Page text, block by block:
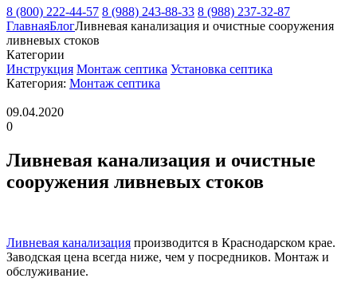
8 (800) 222-44-57 8 (988) 243-88-33 8 (988) 237-32-87
ГлавнаяБлогЛивневая канализация и очистные сооружения
ливневых стоков
Категории
Инструкция Монтаж септика Установка септика
Категория: Монтаж септика
09.04.2020
0
Ливневая канализация и очистные
сооружения ливневых стоков
Ливневая канализация производится в Краснодарском крае.
Заводская цена всегда ниже, чем у посредников. Монтаж и
обслуживание.